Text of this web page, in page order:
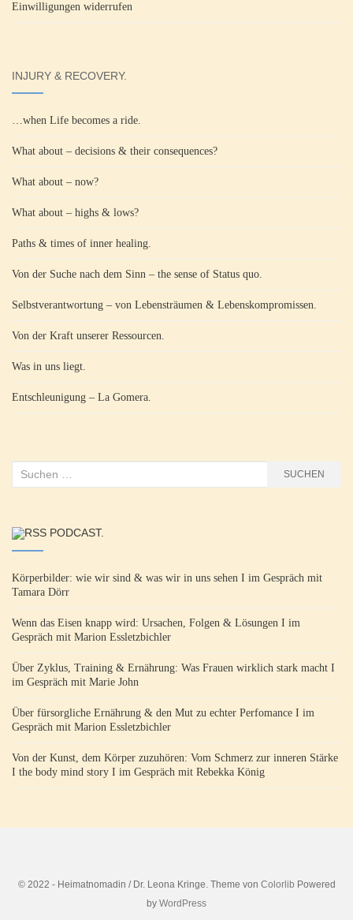
Einwilligungen widerrufen
INJURY & RECOVERY.
…when Life becomes a ride.
What about – decisions & their consequences?
What about – now?
What about – highs & lows?
Paths & times of inner healing.
Von der Suche nach dem Sinn – the sense of Status quo.
Selbstverantwortung – von Lebensträumen & Lebenskompromissen.
Von der Kraft unserer Ressourcen.
Was in uns liegt.
Entschleunigung – La Gomera.
Suchen
SUCHEN
PODCAST.
Körperbilder: wie wir sind & was wir in uns sehen I im Gespräch mit
Tamara Dörr
Wenn das Eisen knapp wird: Ursachen, Folgen & Lösungen I im
Gespräch mit Marion Essletzbichler
Über Zyklus, Training & Ernährung: Was Frauen wirklich stark macht I
im Gespräch mit Marie John
Über fürsorgliche Ernährung & den Mut zu echter Perfomance I im
Gespräch mit Marion Essletzbichler
Von der Kunst, dem Körper zuzuhören: Vom Schmerz zur inneren Stärke
I the body mind story I im Gespräch mit Rebekka König
© 2022 - Heimatnomadin / Dr. Leona Kringe. Theme von Colorlib Powered
by WordPress